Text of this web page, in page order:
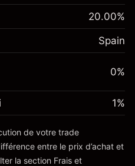
(-€0.87)
effet de levier
de levier
de
de la
-0.004915
%
effet de levier
de levier
20.00%
Spain
0%
1%
de votre trade
entre le prix d’achat et
la section Frais et